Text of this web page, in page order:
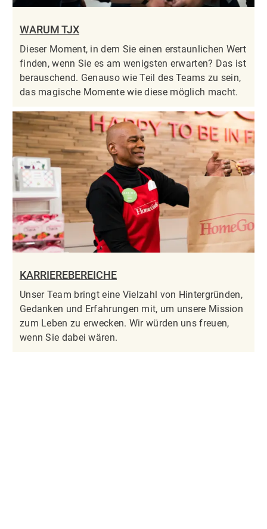
WARUM TJX
Dieser Moment, in dem Sie einen erstaunlichen Wert
finden, wenn Sie es am wenigsten erwarten? Das ist
berauschend. Genauso wie Teil des Teams zu sein,
das magische Momente wie diese möglich macht.
KARRIEREBEREICHE
Unser Team bringt eine Vielzahl von Hintergründen,
Gedanken und Erfahrungen mit, um unsere Mission
zum Leben zu erwecken. Wir würden uns freuen,
wenn Sie dabei wären.